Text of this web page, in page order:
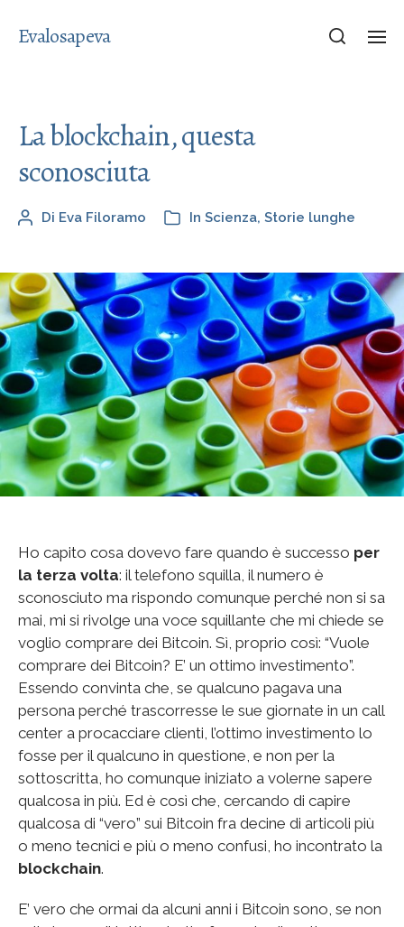
Evalosapeva
La blockchain, questa
sconosciuta
Di Eva Filoramo In Scienza, Storie lunghe
Ho capito cosa dovevo fare quando è successo per
la terza volta: il telefono squilla, il numero è
sconosciuto ma rispondo comunque perché non si sa
mai, mi si rivolge una voce squillante che mi chiede se
voglio comprare dei Bitcoin. Sì, proprio così: “Vuole
comprare dei Bitcoin? E’ un ottimo investimento”.
Essendo convinta che, se qualcuno pagava una
persona perché trascorresse le sue giornate in un call
center a procacciare clienti, l’ottimo investimento lo
fosse per il qualcuno in questione, e non per la
sottoscritta, ho comunque iniziato a volerne sapere
qualcosa in più. Ed è così che, cercando di capire
qualcosa di “vero” sui Bitcoin fra decine di articoli più
o meno tecnici e più o meno confusi, ho incontrato la
blockchain.
E’ vero che ormai da alcuni anni i Bitcoin sono, se non